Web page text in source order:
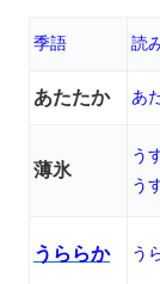
季語 読
あたたか あ
薄氷
う
う
うららか う